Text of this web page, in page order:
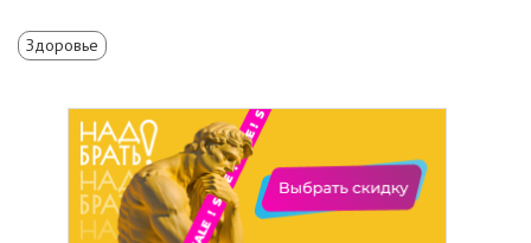
Здоровье